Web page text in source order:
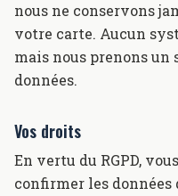
nous ne conservons
votre carte. Aucun
mais nous prenons un
données.
Vos droits
En vertu du RGPD,
confirmer les données